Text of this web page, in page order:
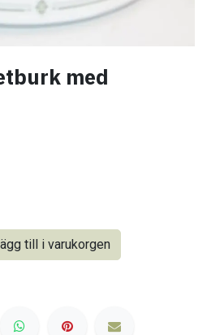
med
till i varukorgen